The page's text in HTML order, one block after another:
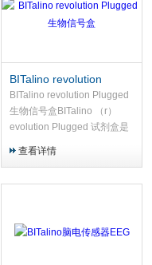
BITalino revolution
Plugged生物信号盒
BITalino revolution Plugged
生物信号盒BITalino （r）
evolution Plugged 试剂盒是
于设计不同的生物信号采集实
查看详情